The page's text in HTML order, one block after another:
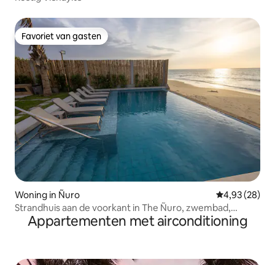
Favoriet van gasten
Favoriet van gasten
Woning in Ñuro Gemiddelde
4,93 (28)
Strandhuis aan de voorkant in The Ñuro, zwembad,
airconditioning, karaoke
Appartementen met airconditioning